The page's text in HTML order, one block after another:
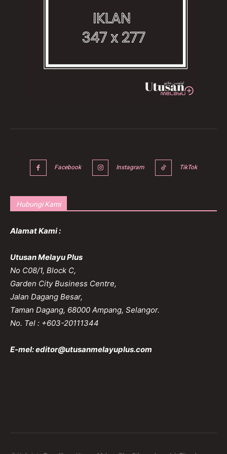
Facebook Instagram TikTok
Hubungi Kami
Alamat Kami :
Utusan Melayu Plus
No C08/1, Block C,
Garden City Business Centre,
Jalan Dagang Besar,
Taman Dagang, 68000 Ampang, Selangor.
No. Tel : +603-20111344
E-mel:editor@utusanmelayuplus.com